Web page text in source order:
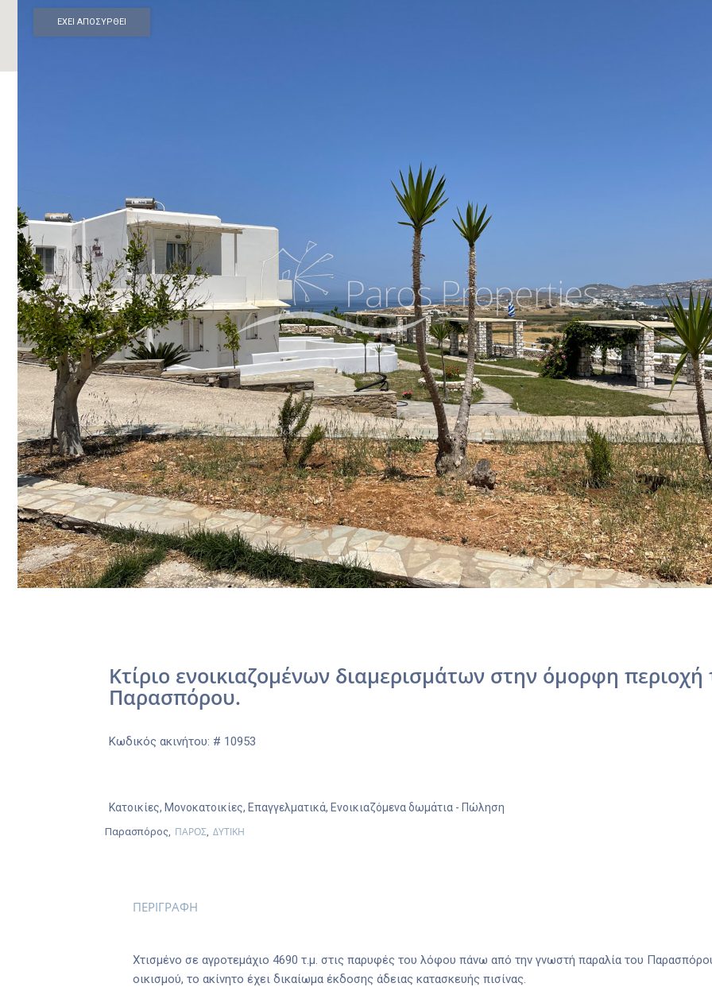
ΕΧΕΙ ΑΠΟΣΥΡΘΕΙ
Κτίριο ενοικιαζομένων διαμερισμάτων στην όμορφη περιοχή
Παρασπόρου.
Κωδικός ακινήτου: # 10953
Κατοικίες, Μονοκατοικίες, Επαγγελματικά, Ενοικιαζόμενα δωμάτια - Πώληση
Παρασπόρος, ΠΑΡΟΣ ΔΥΤΙΚΗ
ΠΕΡΙΓΡΑΦΗ
Χτισμένο σε αγροτεμάχιο 4690 τ.μ. στις παρυφές του λόφου πάνω από την γνωστή παραλία του
οικισμού, το ακίνητο έχει δικαίωμα έκδοσης άδειας κατασκευής πισίνας.